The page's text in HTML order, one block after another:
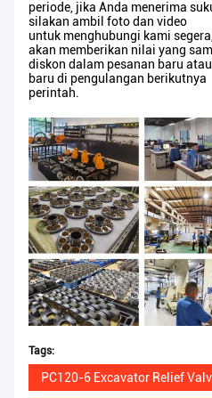
periode, jika Anda menerima
silakan ambil foto dan video
untuk menghubungi kami
akan memberikan nilai yang
diskon dalam pesanan baru
baru di pengulangan berikutnya
perintah.
Tags:
PC120-6 Excavator Relief